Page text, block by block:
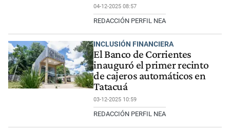
04-12-2025 08:57
REDACCIÓN PERFIL NEA
INCLUSIÓN FINANCIERA
El Banco de Corrientes
inauguró el primer recinto
de cajeros automáticos en
Tatacuá
03-12-2025 10:59
REDACCIÓN PERFIL NEA